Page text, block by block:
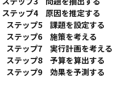
して具体的にプロジェクトを
提案書作成時の「悩み」と
作業内容
とは？）
体的には？）
書などは？）
？）
ことは？）
体的には？）
書などは？）
のか？）
？）
ことは？）
体的には？）
書などは？）
テップ4 原因を推定する
のか？）
？）
ことは？）
体的には？）
書などは？）
テップ5 課題を設定する
のか？）
？）
ことは？）
体的には？）
などは？）
テップ6 施策を考える
のか？）
？）
ことは？）
的には？）
テップ7 実行計画を考える
のか？）
？）
とは？）
テップ8 予算を算出する
のか？）
）
テップ9 効果を予測する
か？）